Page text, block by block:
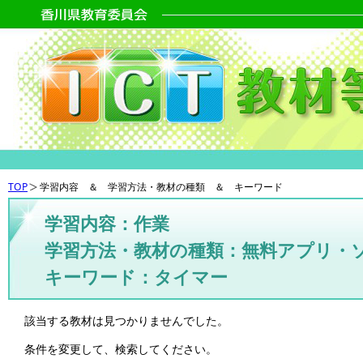
TOP 学習内容 ＆ 学習方法・教材の種類 ＆ キーワード
学習内容：作業
学習方法・教材の種類：無料アプリ・
キーワード：タイマー
該当する教材は見つかりませんでした。
条件を変更して、検索してください。